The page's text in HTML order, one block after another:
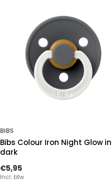
BIBS
Bibs Colour Iron Night Glow
dark
€5,95
Incl. btw